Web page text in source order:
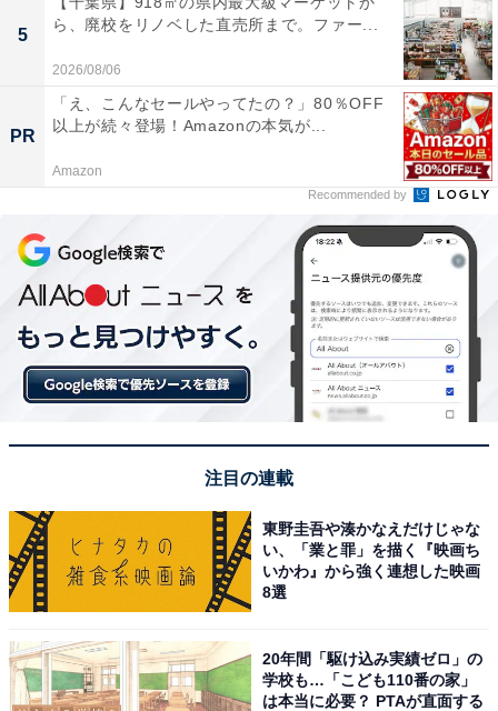
5
ら、廃校をリノベした直売所まで。ファー...
2026/08/06
PR
「え、こんなセールやってたの？」80％OFF
以上が続々登場！Amazonの本気が...
Amazon
Recommended by
注目の連載
東野圭吾や湊かなえだけじゃな
い、「業と罪」を描く『映画ち
いかわ』から強く連想した映画
8選
20年間「駆け込み実績ゼロ」の
学校も…「こども110番の家」
は本当に必要？ PTAが直面する